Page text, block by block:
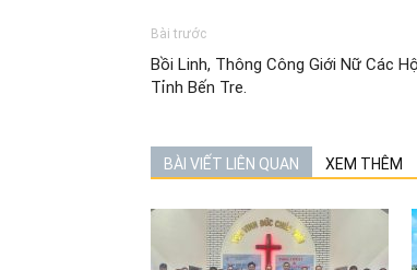
Bài trước
Bồi Linh, Thông Công Giới Nữ Các
Tỉnh Bến Tre.
BÀI VIẾT LIÊN QUAN XEM THÊM